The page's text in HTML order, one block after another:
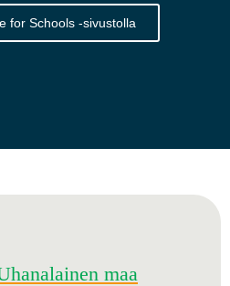
for Schools -sivustolla
maa